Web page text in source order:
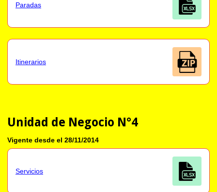
Paradas
Itinerarios
Unidad de Negocio N°4
Vigente desde el 28/11/2014
Servicios